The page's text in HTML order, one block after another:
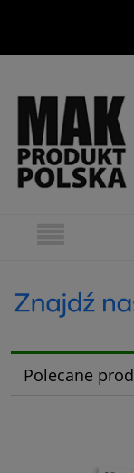
Polecane